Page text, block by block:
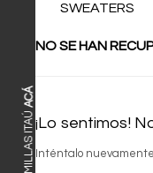
ACÁ
SWEATERS
NO SE HAN
¡Lo sentimos!
Inténtalo